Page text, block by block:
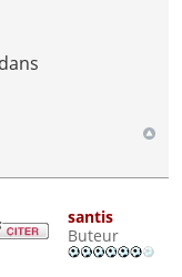
santis
Buteur